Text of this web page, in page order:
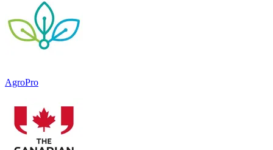
AgroPro